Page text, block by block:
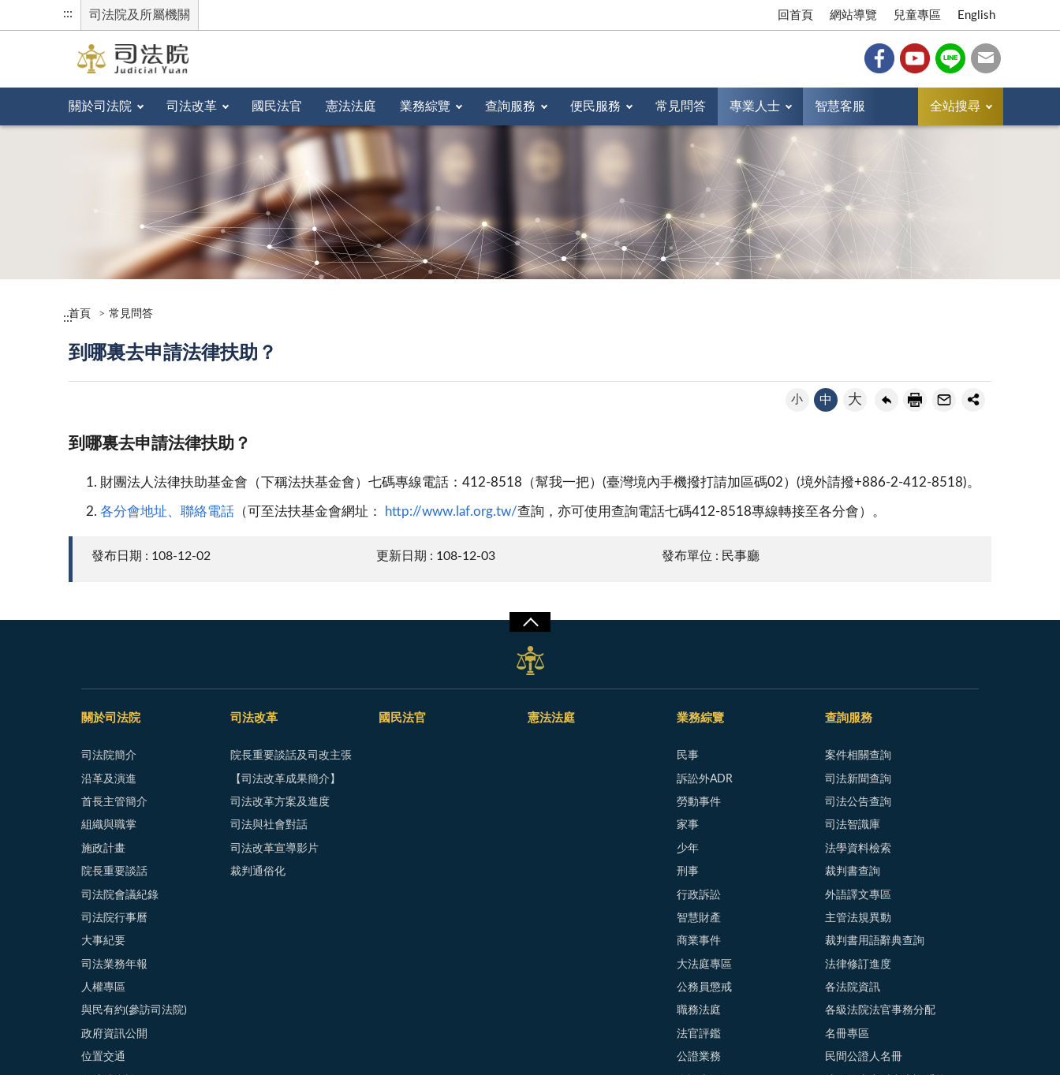
::: 司法院及所屬機關 回首頁 網站導覽 兒童專區 English
關於司法院 司法改革 國民法官 憲法法庭 業務綜覽 查詢服務 便民服務 常見問答 專業人士 智慧客服 全站搜尋
:::首頁 常見問答
到哪裏去申請法律扶助？
小 中 大
到哪裏去申請法律扶助？
財團法人法律扶助基金會（下稱法扶基金會）七碼專線電話：412-8518（幫我一把）(臺灣境內手機撥打請加區碼02）(境外請撥+886-2-412-8518)。
各分會地址、聯絡電話 （可至法扶基金會網址： http://www.laf.org.tw/查詢，亦可使用查詢電話七碼412-8518專線轉接至各分會）。
發布日期 : 108-12-02 更新日期 : 108-12-03 發布單位 : 民事廳
關於司法院
司法院簡介
沿革及演進
首長主管簡介
組織與職掌
施政計畫
院長重要談話
司法院會議紀錄
司法院行事曆
大事紀要
司法業務年報
人權專區
與民有約(參訪司法院)
政府資訊公開
位置交通
司法改革
院長重要談話及司改主張
【司法改革成果簡介】
司法改革方案及進度
司法與社會對話
司法改革宣導影片
裁判通俗化
國民法官 憲法法庭 業務綜覽
民事
訴訟外ADR
勞動事件
家事
少年
刑事
行政訴訟
智慧財產
商業事件
大法庭專區
公務員懲戒
職務法庭
法官評鑑
公證業務
查詢服務
案件相關查詢
司法新聞查詢
司法公告查詢
司法智識庫
法學資料檢索
裁判書查詢
外語譯文專區
主管法規異動
裁判書用語辭典查詢
法律修訂進度
各法院資訊
各級法院法官事務分配
名冊專區
民間公證人名冊